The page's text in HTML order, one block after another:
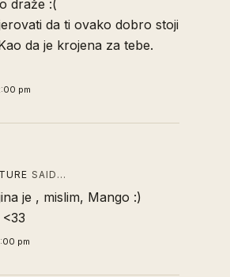
draže :(
da ti ovako dobro stoji
da je krojena za tebe.
pm
SAID…
je , mislim, Mango :)
pm